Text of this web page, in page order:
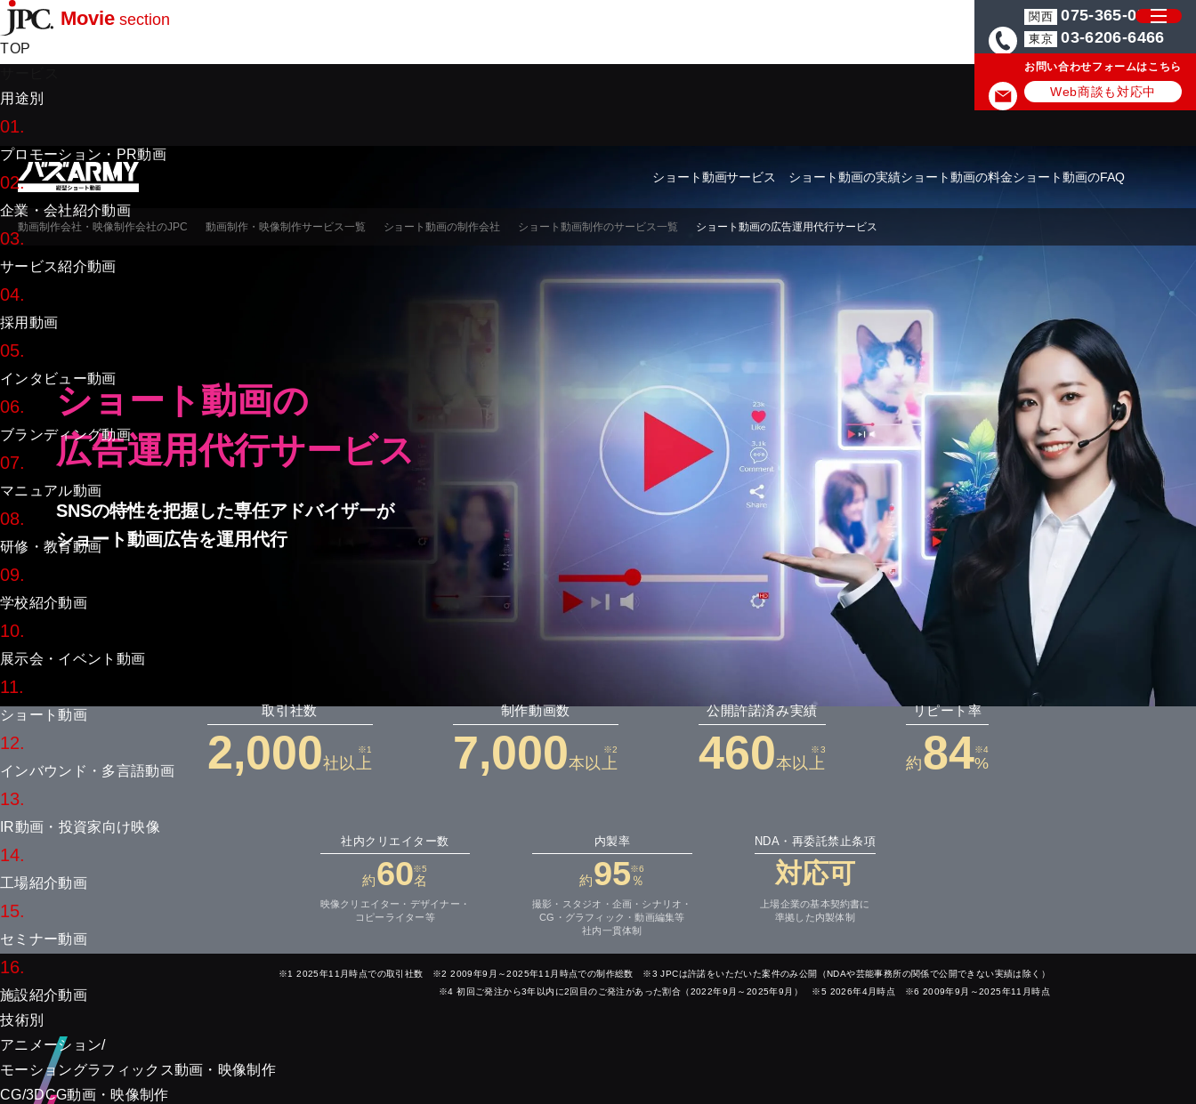
Movie section
TOP
用途別
01.
プロモーション・PR動画
02.
企業・会社紹介動画
03.
サービス紹介動画
04.
採用動画
05.
インタビュー動画
06.
ブランディング動画
07.
マニュアル動画
08.
研修・教育動画
09.
学校紹介動画
10.
展示会・イベント動画
11.
ショート動画
12.
インバウンド・多言語動画
13.
IR動画・投資家向け映像
14.
工場紹介動画
15.
セミナー動画
16.
施設紹介動画
技術別
アニメーション/
モーショングラフィックス動画・映像制作
CG/3DCG動画・映像制作
関西 075-365-0571
東京 03-6206-6466
お問い合わせフォームはこちら
Web商談も対応中
ショート動画サービス ショート動画の実績ショート動画の料金ショート動画のFAQ
動画制作会社・映像制作会社のJPC 動画制作・映像制作サービス一覧 ショート動画の制作会社 ショート動画制作のサービス一覧 ショート動画の広告運用代行サービス
ショート動画の
広告運用代行サービス
SNSの特性を把握した専任アドバイザーが
ショート動画広告を運用代行
取引社数
2,000社以上
※1
制作動画数
7,000本以上
※2
公開許諾済み実績
460本以上
※3
リピート率
約84%
※4
社内クリエイター数
約60名
※5
映像クリエイター・デザイナー・
コピーライター等
内製率
約95 ％
※6
撮影・スタジオ・企画・シナリオ・
CG・グラフィック・動画編集等
社内一貫体制
NDA・再委託禁止条項
対応可
上場企業の基本契約書に
準拠した内製体制
※1 2025年11月時点での取引社数 ※2 2009年9月～2025年11月時点での制作総数 ※3 JPCは許諾をいただいた案件のみ公開（NDAや芸能事務所の関係で公開できない実績は除く）
※4 初回ご発注から3年以内に2回目のご発注があった割合（2022年9月～2025年9月） ※5 2026年4月時点 ※6 2009年9月～2025年11月時点